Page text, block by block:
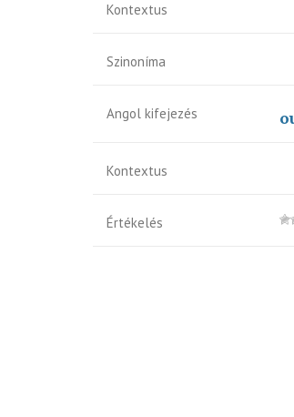
Kontextus
Szinoníma
Angol kifejezés
Kontextus
Értékelés